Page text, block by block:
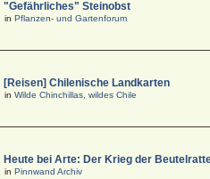
"Gefährliches" Steinobst
in Pflanzen- und Gartenforum
[Reisen] Chilenische Landkarten
in Wilde Chinchillas, wildes Chile
Heute bei Arte: Der Krieg der
in Pinnwand Archiv